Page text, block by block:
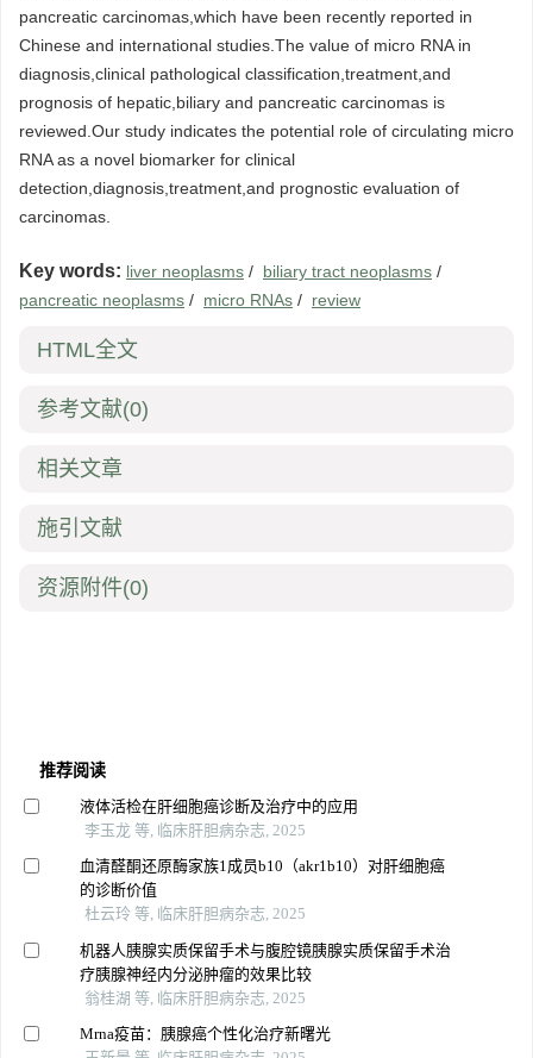
pancreatic carcinomas,which have been recently reported in
Chinese and international studies.The value of micro RNA in
diagnosis,clinical pathological classification,treatment,and
prognosis of hepatic,biliary and pancreatic carcinomas is
reviewed.Our study indicates the potential role of circulating micro
RNA as a novel biomarker for clinical
detection,diagnosis,treatment,and prognostic evaluation of
carcinomas.
Key words: liver neoplasms / biliary tract neoplasms /
pancreatic neoplasms / micro RNAs / review
HTML全文
参考文献(0)
相关文章
施引文献
资源附件(0)
推荐阅读
液体活检在肝细胞癌诊断及治疗中的应用
李玉龙 等, 临床肝胆病杂志, 2025
血清醛酮还原酶家族1成员b10（akr1b10）对肝细胞癌
的诊断价值
杜云玲 等, 临床肝胆病杂志, 2025
机器人胰腺实质保留手术与腹腔镜胰腺实质保留手术治
疗胰腺神经内分泌肿瘤的效果比较
翁桂湖 等, 临床肝胆病杂志, 2025
Mrna疫苗：胰腺癌个性化治疗新曙光